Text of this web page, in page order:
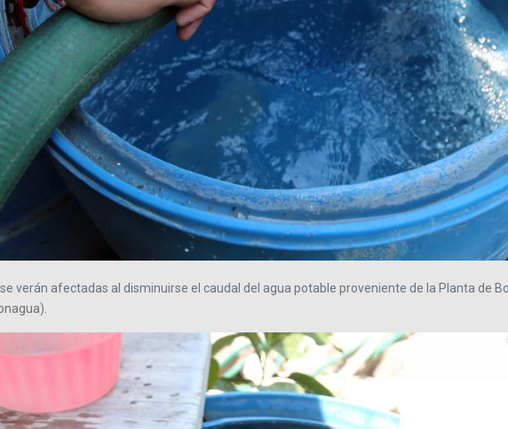
se verán afectadas al disminuirse el caudal del agua potable proveniente de la Planta de